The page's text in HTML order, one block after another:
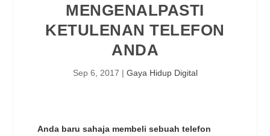
MENGENALPASTI
KETULENAN TELEFON
ANDA
Sep 6, 2017 | Gaya Hidup Digital
Anda baru sahaja membeli sebuah telefon